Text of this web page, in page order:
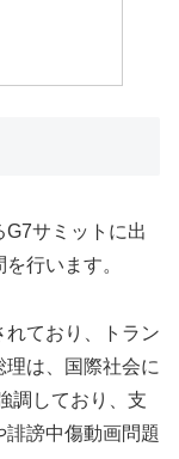
サミットに出
行います。
ており、トラン
は、国際社会に
調しており、支
謗中傷動画問題